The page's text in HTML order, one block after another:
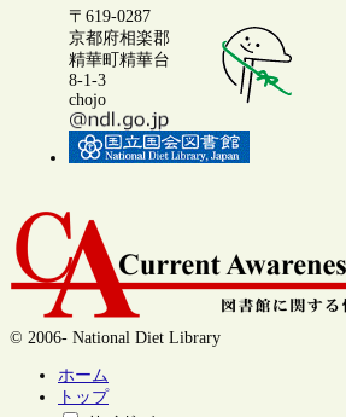
〒619-0287
京都府相楽郡
精華町精華台
8-1-3
chojo
© 2006- National Diet Library
ホーム
トップ